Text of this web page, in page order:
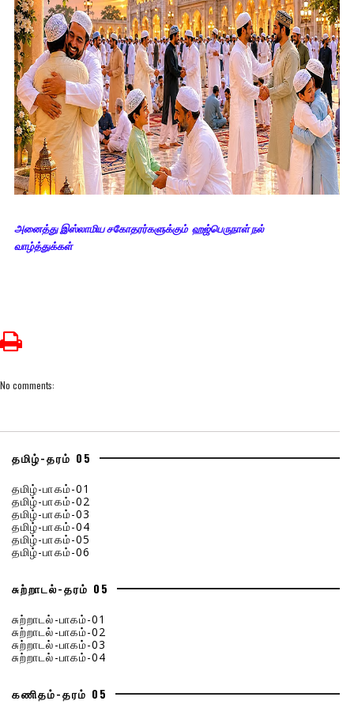
அனைத்து இஸ்லாமிய சகோதரர்களுக்கும்ஹஜ்பெருநாள் நல்
வாழ்த்துக்கள்
No comments:
தமிழ்-தரம் 05
தமிழ்-பாகம்-01
தமிழ்-பாகம்-02
தமிழ்-பாகம்-03
தமிழ்-பாகம்-04
தமிழ்-பாகம்-05
தமிழ்-பாகம்-06
சுற்றாடல்-தரம் 05
சுற்றாடல்-பாகம்-01
சுற்றாடல்-பாகம்-02
சுற்றாடல்-பாகம்-03
சுற்றாடல்-பாகம்-04
கணிதம்-தரம் 05